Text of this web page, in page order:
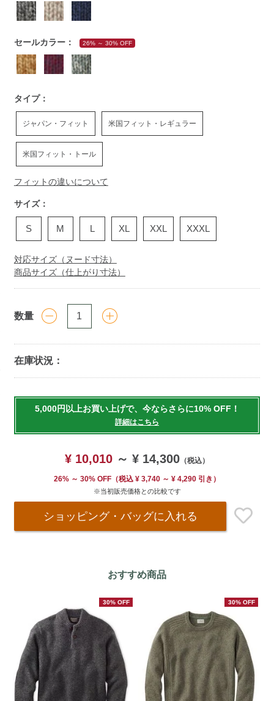
セールカラー： 26% ～ 30% OFF
タイプ：
ジャパン・フィット 米国フィット・レギュラー
米国フィット・トール
フィットの違いについて
サイズ：
S M L XL XXL XXXL
対応サイズ（ヌード寸法）
商品サイズ（仕上がり寸法）
数量
在庫状況：
to
5,000円以上お買い上げで、今ならさらに10% OFF！
詳細はこちら
¥ 10,010 ～ ¥ 14,300 （税込）
26% ～ 30% OFF （税込 ¥ 3,740 ～ ¥ 4,290 引き）
※当初販売価格との比較です
ショッピング・バッグに入れる
おすすめ商品
30% OFF 30% OFF